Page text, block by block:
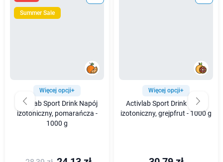
Summer Sale
Więcej opcji+
Activlab Sport Drink Napój
izotoniczny, pomarańcza -
1000 g
Więcej opcji+
Activlab Sport Drink Napój
izotoniczny, grejpfrut - 1000 g